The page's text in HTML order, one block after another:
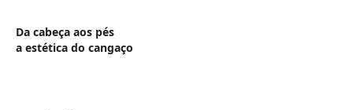
Da cabeça aos pés
a estética do cangaço